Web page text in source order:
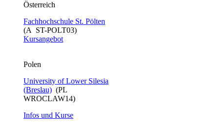
Österreich
Fachhochschule St. Pölten
(A ST-POLT03)
Kursangebot
​Polen
University of Lower Silesia
(Breslau) (PL
WROCLAW14)
Infos und Kurse